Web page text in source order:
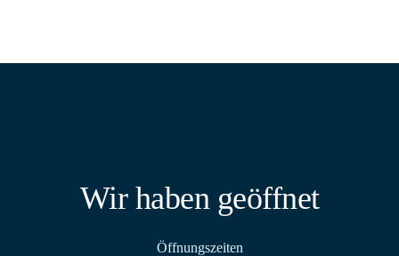
Wir haben geöffnet
Öffnungszeiten